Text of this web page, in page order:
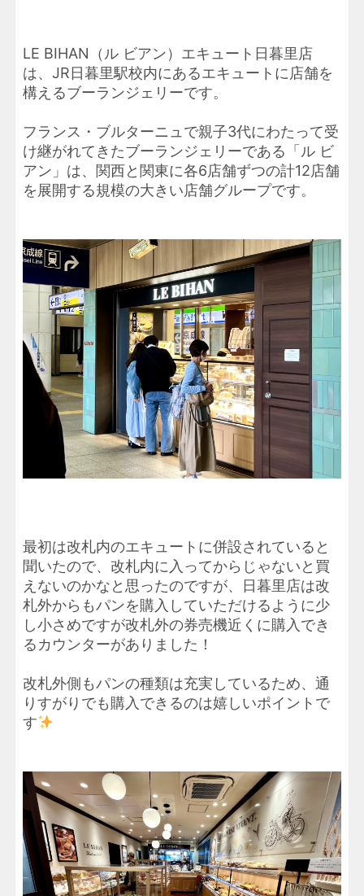
LE BIHAN（ル ビアン）エキュート日暮里店
は、JR日暮里駅校内にあるエキュートに店舗を
構えるブーランジェリーです。
フランス・ブルターニュで親子3代にわたって受
け継がれてきたブーランジェリーである「ル ビ
アン」は、関西と関東に各6店舗ずつの計12店舗
を展開する規模の大きい店舗グループです。
最初は改札内のエキュートに併設されていると
聞いたので、改札内に入ってからじゃないと買
えないのかなと思ったのですが、日暮里店は改
札外からもパンを購入していただけるように少
し小さめですが改札外の券売機近くに購入でき
るカウンターがありました！
改札外側もパンの種類は充実しているため、通
りすがりでも購入できるのは嬉しいポイントで
す